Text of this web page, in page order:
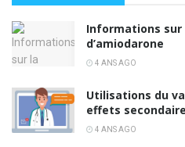
Informations sur
d’amiodarone
4 ANS AGO
Utilisations du
effets
4 ANS AGO